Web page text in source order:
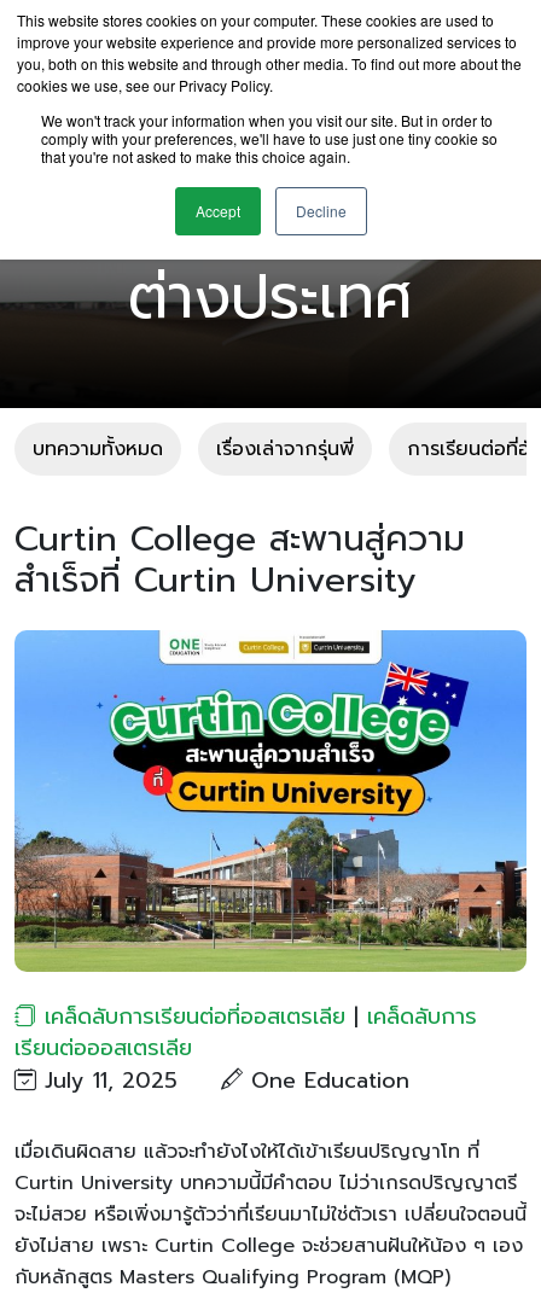
This website stores cookies on your computer. These cookies are used to
improve your website experience and provide more personalized services to
you, both on this website and through other media. To find out more about the
cookies we use, see our Privacy Policy.
We won't track your information when you visit our site. But in order to
comply with your preferences, we'll have to use just one tiny cookie so
that you're not asked to make this choice again.
Accept Decline
บทความเรียนต่อ
ต่างประเทศ
บทความทั้งหมด เรื่องเล่าจากรุ่นพี่ การเรียนต่อที่
Curtin College สะพานสู่ความ
สำเร็จที่ Curtin University
เคล็ดลับการเรียนต่อที่ออสเตรเลีย | เคล็ดลับการ
เรียนต่อออสเตรเลีย
July 11, 2025
One Education
เมื่อเดินผิดสาย แล้วจะทำยังไงให้ได้เข้าเรียนปริญญาโท ที่
Curtin University บทความนี้มีคำตอบ ไม่ว่าเกรดปริญญาตรี
จะไม่สวย หรือเพิ่งมารู้ตัวว่าที่เรียนมาไม่ใช่ตัวเรา เปลี่ยนใจตอนนี้
ยังไม่สาย เพราะ Curtin College จะช่วยสานฝันให้น้อง ๆ เอง
กับหลักสูตร Masters Qualifying Program (MQP)